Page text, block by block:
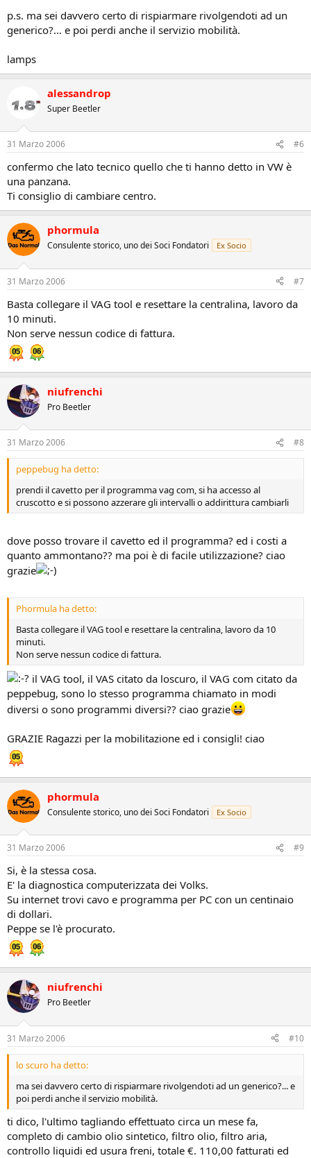
p.s. ma sei davvero certo di rispiarmare rivolgendoti ad un
generico?... e poi perdi anche il servizio mobilità.
lamps
alessandrop
Super Beetler
31 Marzo 2006 #6
confermo che lato tecnico quello che ti hanno detto in VW è
una panzana.
Ti consiglio di cambiare centro.
phormula
Consulente storico, uno dei Soci Fondatori Ex Socio
31 Marzo 2006 #7
Basta collegare il VAG tool e resettare la centralina, lavoro da
10 minuti.
Non serve nessun codice di fattura.
niufrenchi
Pro Beetler
31 Marzo 2006 #8
peppebug ha detto:
prendi il cavetto per il programma vag com, si ha accesso al
cruscotto e si possono azzerare gli intervalli o addirittura cambiarli
dove posso trovare il cavetto ed il programma? ed i costi a
quanto ammontano?? ma poi è di facile utilizzazione? ciao
grazie
Phormula ha detto:
Basta collegare il VAG tool e resettare la centralina, lavoro da 10
minuti.
Non serve nessun codice di fattura.
il VAG tool, il VAS citato da loscuro, il VAG com citato da
peppebug, sono lo stesso programma chiamato in modi
diversi o sono programmi diversi?? ciao grazie
GRAZIE Ragazzi per la mobilitazione ed i consigli! ciao
phormula
Consulente storico, uno dei Soci Fondatori Ex Socio
31 Marzo 2006 #9
Si, è la stessa cosa.
E' la diagnostica computerizzata dei Volks.
Su internet trovi cavo e programma per PC con un centinaio
di dollari.
Peppe se l'è procurato.
niufrenchi
Pro Beetler
31 Marzo 2006 #10
lo scuro ha detto:
ma sei davvero certo di rispiarmare rivolgendoti ad un generico?... e
poi perdi anche il servizio mobilità.
ti dico, l'ultimo tagliando effettuato circa un mese fa,
completo di cambio olio sintetico, filtro olio, filtro aria,
controllo liquidi ed usura freni, totale €. 110,00 fatturati ed